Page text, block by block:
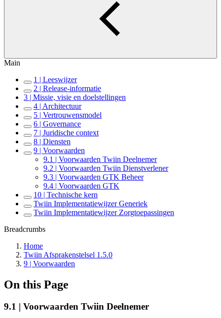
Main
1 | Leeswijzer
2 | Release-informatie
3 | Missie, visie en doelstellingen
4 | Architectuur
5 | Vertrouwensmodel
6 | Governance
7 | Juridische context
8 | Diensten
9 | Voorwaarden
9.1 | Voorwaarden Twiin Deelnemer
9.2 | Voorwaarden Twiin Dienstverlener
9.3 | Voorwaarden GTK Beheer
9.4 | Voorwaarden GTK
10 | Technische kern
Twiin Implementatiewijzer Generiek
Twiin Implementatiewijzer Zorgtoepassingen
Breadcrumbs
Home
Twiin Afsprakenstelsel 1.5.0
9 | Voorwaarden
On this Page
9.1 | Voorwaarden Twiin Deelnemer